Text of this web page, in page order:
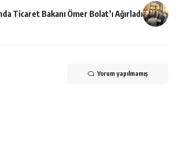
Ticaret Bakanı Ömer Bolat’ı Ağırladı
Yorum yapılmamış